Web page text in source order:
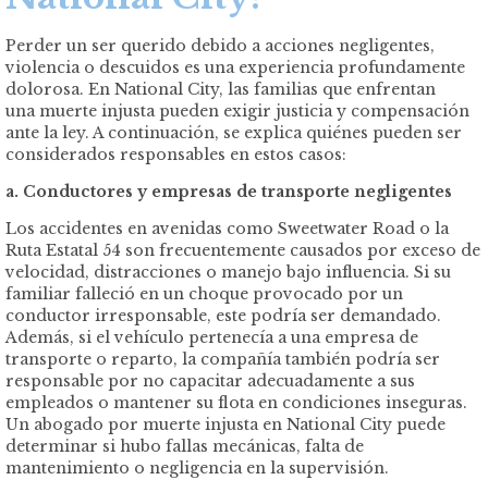
Perder un ser querido debido a acciones negligentes,
violencia o descuidos es una experiencia profundamente
dolorosa. En National City, las familias que enfrentan
una muerte injusta pueden exigir justicia y compensación
ante la ley. A continuación, se explica quiénes pueden ser
considerados responsables en estos casos:
a. Conductores y empresas de transporte negligentes
Los accidentes en avenidas como Sweetwater Road o la
Ruta Estatal 54 son frecuentemente causados por exceso de
velocidad, distracciones o manejo bajo influencia. Si su
familiar falleció en un choque provocado por un
conductor irresponsable, este podría ser demandado.
Además, si el vehículo pertenecía a una empresa de
transporte o reparto, la compañía también podría ser
responsable por no capacitar adecuadamente a sus
empleados o mantener su flota en condiciones inseguras.
Un abogado por muerte injusta en National City puede
determinar si hubo fallas mecánicas, falta de
mantenimiento o negligencia en la supervisión.